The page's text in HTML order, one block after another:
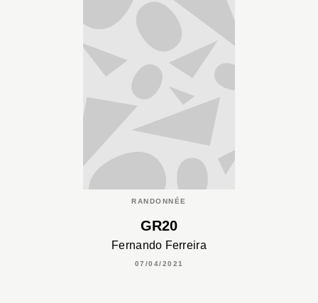
RANDONNÉE
GR20
Fernando Ferreira
07/04/2021